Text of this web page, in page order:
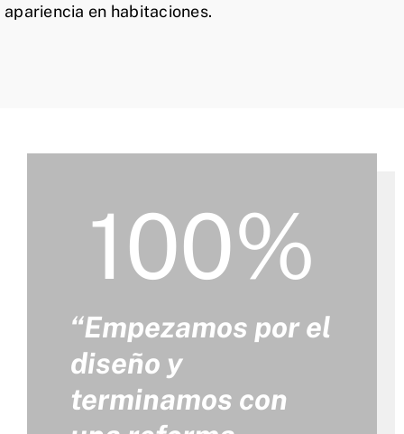
apariencia en habitaciones.
100%
“Empezamos por el
diseño y
terminamos con